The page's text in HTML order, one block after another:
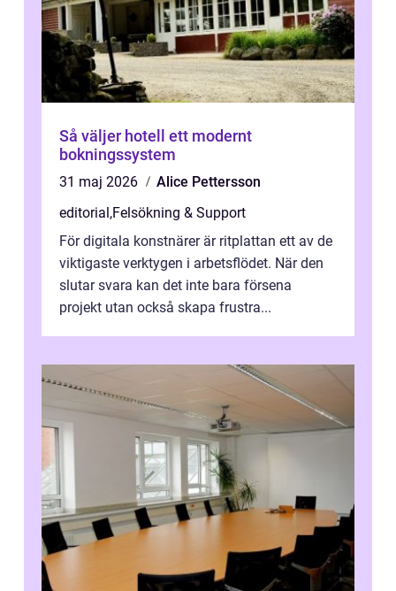
Så väljer hotell ett modernt
bokningssystem
31 maj 2026
Alice Pettersson
editorial ,Felsökning & Support
För digitala konstnärer är ritplattan ett av de
viktigaste verktygen i arbetsflödet. När den
slutar svara kan det inte bara försena
projekt utan också skapa frustra...